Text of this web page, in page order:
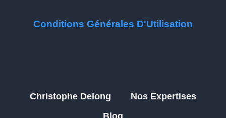
Conditions Générales D'Utilisation
Christophe Delong
Nos Expertises